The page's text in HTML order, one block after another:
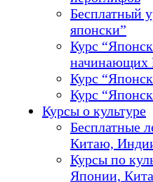
Бесплатный
японски”
Курс
начинающих
Курс
Курс
Курсы о культуре
Бесплатные
Китаю,
Курсы по
Японии,